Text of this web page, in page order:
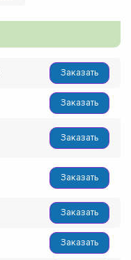
Заказать
Заказать
Заказать
Заказать
Заказать
Заказать